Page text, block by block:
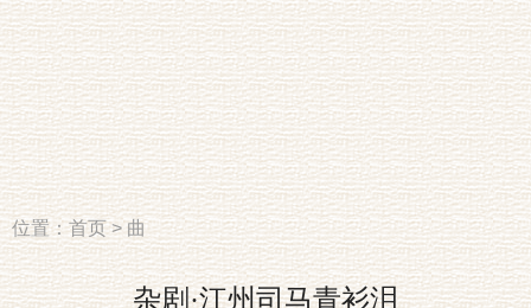
位置：首页>曲
杂剧·江州司马青衫泪